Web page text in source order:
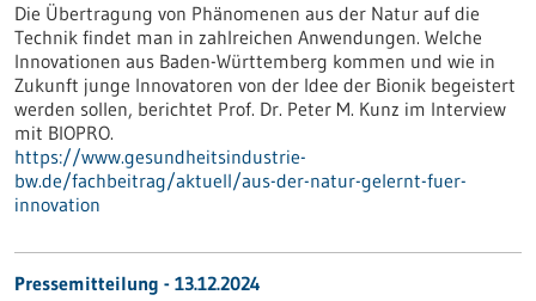
Die Übertragung von Phänomenen aus der Natur auf die
Technik findet man in zahlreichen Anwendungen. Welche
Innovationen aus Baden-Württemberg kommen und wie in
Zukunft junge Innovatoren von der Idee der Bionik begeistert
werden sollen, berichtet Prof. Dr. Peter M. Kunz im Interview
mit BIOPRO.
https://www.gesundheitsindustrie-
bw.de/fachbeitrag/aktuell/aus-der-natur-gelernt-fuer-
innovation
Pressemitteilung - 13.12.2024